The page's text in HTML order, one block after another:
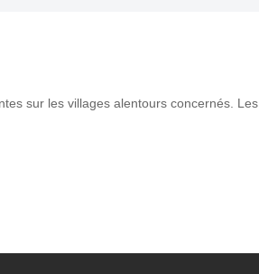
sur les villages alentours concernés. Les